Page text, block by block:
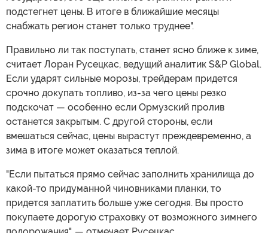
подстегнет цены. В итоге в ближайшие месяцы
снабжать регион станет только труднее".
Правильно ли так поступать, станет ясно ближе к зиме,
считает Лоран Русецкас, ведущий аналитик S&P Global.
Если ударят сильные морозы, трейдерам придется
срочно докупать топливо, из-за чего цены резко
подскочат — особенно если Ормузский пролив
останется закрытым. С другой стороны, если
вмешаться сейчас, цены вырастут преждевременно, а
зима в итоге может оказаться теплой.
"Если пытаться прямо сейчас заполнить хранилища до
какой-то придуманной чиновниками планки, то
придется заплатить больше уже сегодня. Вы просто
покупаете дорогую страховку от возможного зимнего